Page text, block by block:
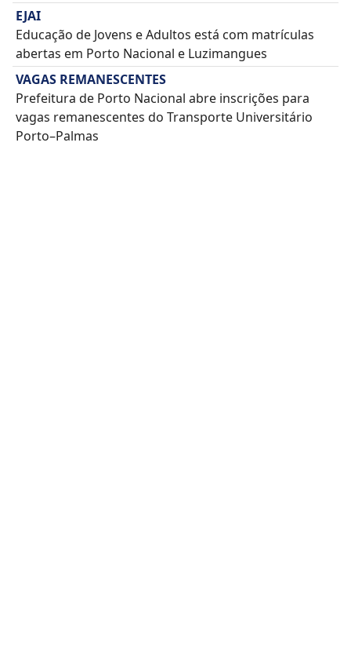
EJAI
Educação de Jovens e Adultos está com matrículas
abertas em Porto Nacional e Luzimangues
VAGAS REMANESCENTES
Prefeitura de Porto Nacional abre inscrições para
vagas remanescentes do Transporte Universitário
Porto–Palmas